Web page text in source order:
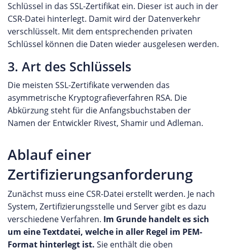
Schlüssel in das SSL-Zertifikat ein. Dieser ist auch in der
CSR-Datei hinterlegt. Damit wird der Datenverkehr
verschlüsselt. Mit dem entsprechenden privaten
Schlüssel können die Daten wieder ausgelesen werden.
3. Art des Schlüssels
Die meisten SSL-Zertifikate verwenden das
asymmetrische Kryptografieverfahren RSA. Die
Abkürzung steht für die Anfangsbuchstaben der
Namen der Entwickler Rivest, Shamir und Adleman.
Ablauf einer
Zertifizierungsanforderung
Zunächst muss eine CSR-Datei erstellt werden. Je nach
System, Zertifizierungsstelle und Server gibt es dazu
verschiedene Verfahren. Im Grunde handelt es sich
um eine Textdatei, welche in aller Regel im PEM-
Format hinterlegt ist. Sie enthält die oben